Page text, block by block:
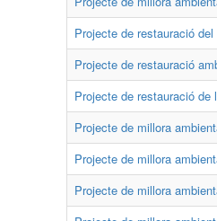
Projecte de restauració
Projecte de restauració
Projecte de restauració
Projecte de millora
Projecte de millora
Projecte de millora